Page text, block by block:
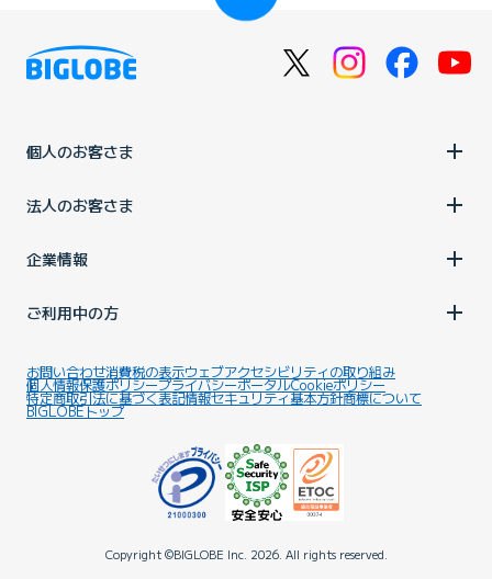
個人のお客さま
法人のお客さま
企業情報
ご利用中の方
お問い合わせ消費税の表示ウェブアクセシビリティの取り組み
個人情報保護ポリシープライバシーポータルCookieポリシー
特定商取引法に基づく表記情報セキュリティ基本方針商標について
BIGLOBEトップ
Copyright ©BIGLOBE Inc. 2026. All rights reserved.